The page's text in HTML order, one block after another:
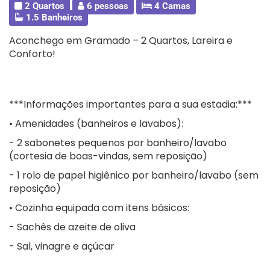
2 Quartos 6 pessoas
4 Camas
1.5 Banheiros
Aconchego em Gramado – 2 Quartos, Lareira e
Conforto!
***Informações importantes para a sua estadia:***
• Amenidades (banheiros e lavabos):
- 2 sabonetes pequenos por banheiro/lavabo
(cortesia de boas-vindas, sem reposição)
- 1 rolo de papel higiênico por banheiro/lavabo (sem
reposição)
• Cozinha equipada com itens básicos:
- Sachês de azeite de oliva
- Sal, vinagre e açúcar